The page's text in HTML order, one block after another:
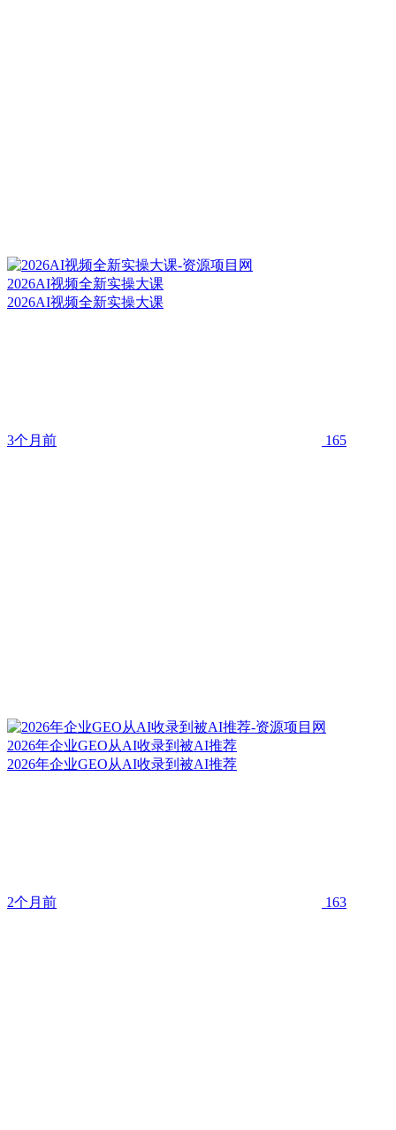
2026AI视频全新实操大课
2026AI视频全新实操大课
3个月前 165
2026年企业GEO从AI收录到被AI推荐
2026年企业GEO从AI收录到被AI推荐
2个月前 163